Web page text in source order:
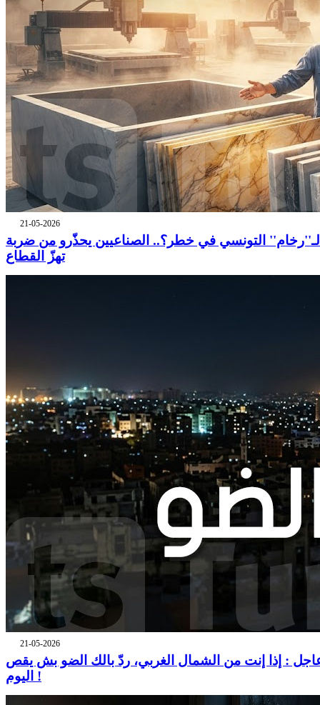
21-05-2026
التونسي في خطر؟.. الصناعيين يحذّرو من ضربة
تهزّ القطاع
21-05-2026
: إذا إنت من الشمال الغربي، ردّ بالك الضو بش يقص
اليوم !